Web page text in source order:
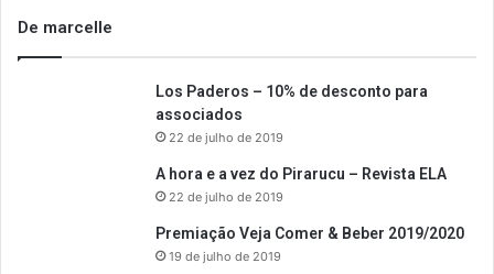
De marcelle
Los Paderos – 10% de desconto para
associados
22 de julho de 2019
A hora e a vez do Pirarucu – Revista ELA
22 de julho de 2019
Premiação Veja Comer & Beber 2019/2020
19 de julho de 2019